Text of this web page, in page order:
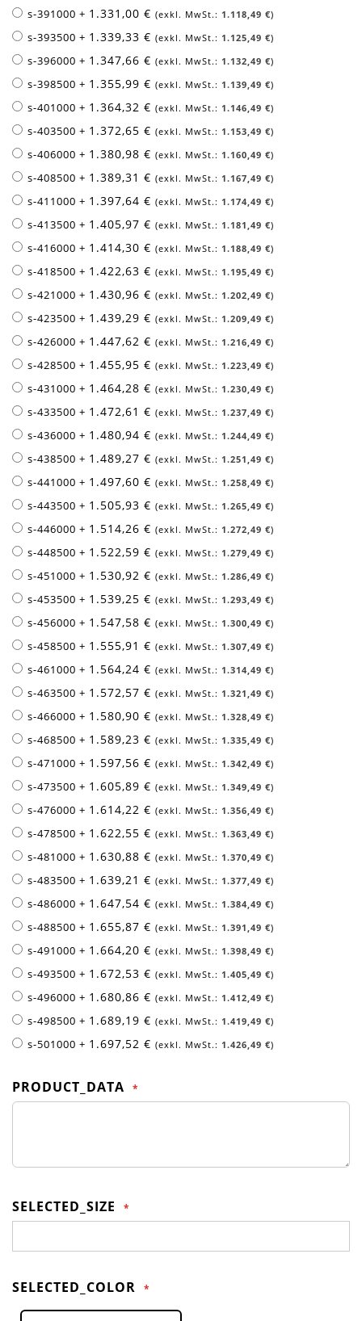
s-391000+ 1.331,00 € 1.118,49 €
s-393500+ 1.339,33 € 1.125,49 €
s-396000+ 1.347,66 € 1.132,49 €
s-398500+ 1.355,99 € 1.139,49 €
s-401000+ 1.364,32 € 1.146,49 €
s-403500+ 1.372,65 € 1.153,49 €
s-406000+ 1.380,98 € 1.160,49 €
s-408500+ 1.389,31 € 1.167,49 €
s-411000+ 1.397,64 € 1.174,49 €
s-413500+ 1.405,97 € 1.181,49 €
s-416000+ 1.414,30 € 1.188,49 €
s-418500+ 1.422,63 € 1.195,49 €
s-421000+ 1.430,96 € 1.202,49 €
s-423500+ 1.439,29 € 1.209,49 €
s-426000+ 1.447,62 € 1.216,49 €
s-428500+ 1.455,95 € 1.223,49 €
s-431000+ 1.464,28 € 1.230,49 €
s-433500+ 1.472,61 € 1.237,49 €
s-436000+ 1.480,94 € 1.244,49 €
s-438500+ 1.489,27 € 1.251,49 €
s-441000+ 1.497,60 € 1.258,49 €
s-443500+ 1.505,93 € 1.265,49 €
s-446000+ 1.514,26 € 1.272,49 €
s-448500+ 1.522,59 € 1.279,49 €
s-451000+ 1.530,92 € 1.286,49 €
s-453500+ 1.539,25 € 1.293,49 €
s-456000+ 1.547,58 € 1.300,49 €
s-458500+ 1.555,91 € 1.307,49 €
s-461000+ 1.564,24 € 1.314,49 €
s-463500+ 1.572,57 € 1.321,49 €
s-466000+ 1.580,90 € 1.328,49 €
s-468500+ 1.589,23 € 1.335,49 €
s-471000+ 1.597,56 € 1.342,49 €
s-473500+ 1.605,89 € 1.349,49 €
s-476000+ 1.614,22 € 1.356,49 €
s-478500+ 1.622,55 € 1.363,49 €
s-481000+ 1.630,88 € 1.370,49 €
s-483500+ 1.639,21 € 1.377,49 €
s-486000+ 1.647,54 € 1.384,49 €
s-488500+ 1.655,87 € 1.391,49 €
s-491000+ 1.664,20 € 1.398,49 €
s-493500+ 1.672,53 € 1.405,49 €
s-496000+ 1.680,86 € 1.412,49 €
s-498500+ 1.689,19 € 1.419,49 €
s-501000+ 1.697,52 € 1.426,49 €
PRODUCT_DATA
SELECTED_SIZE
SELECTED_COLOR